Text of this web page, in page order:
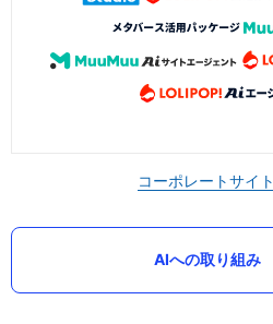
コーポレートサイト
AIへの取り組み